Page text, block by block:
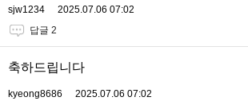
sjw1234
2025.07.06 07:02
답글 2
축하드립니다
kyeong8686
2025.07.06 07:02